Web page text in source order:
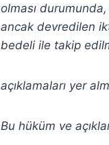
olması
ancak devredilen
bedeli ile takip
açıklamaları yer
Bu hüküm ve